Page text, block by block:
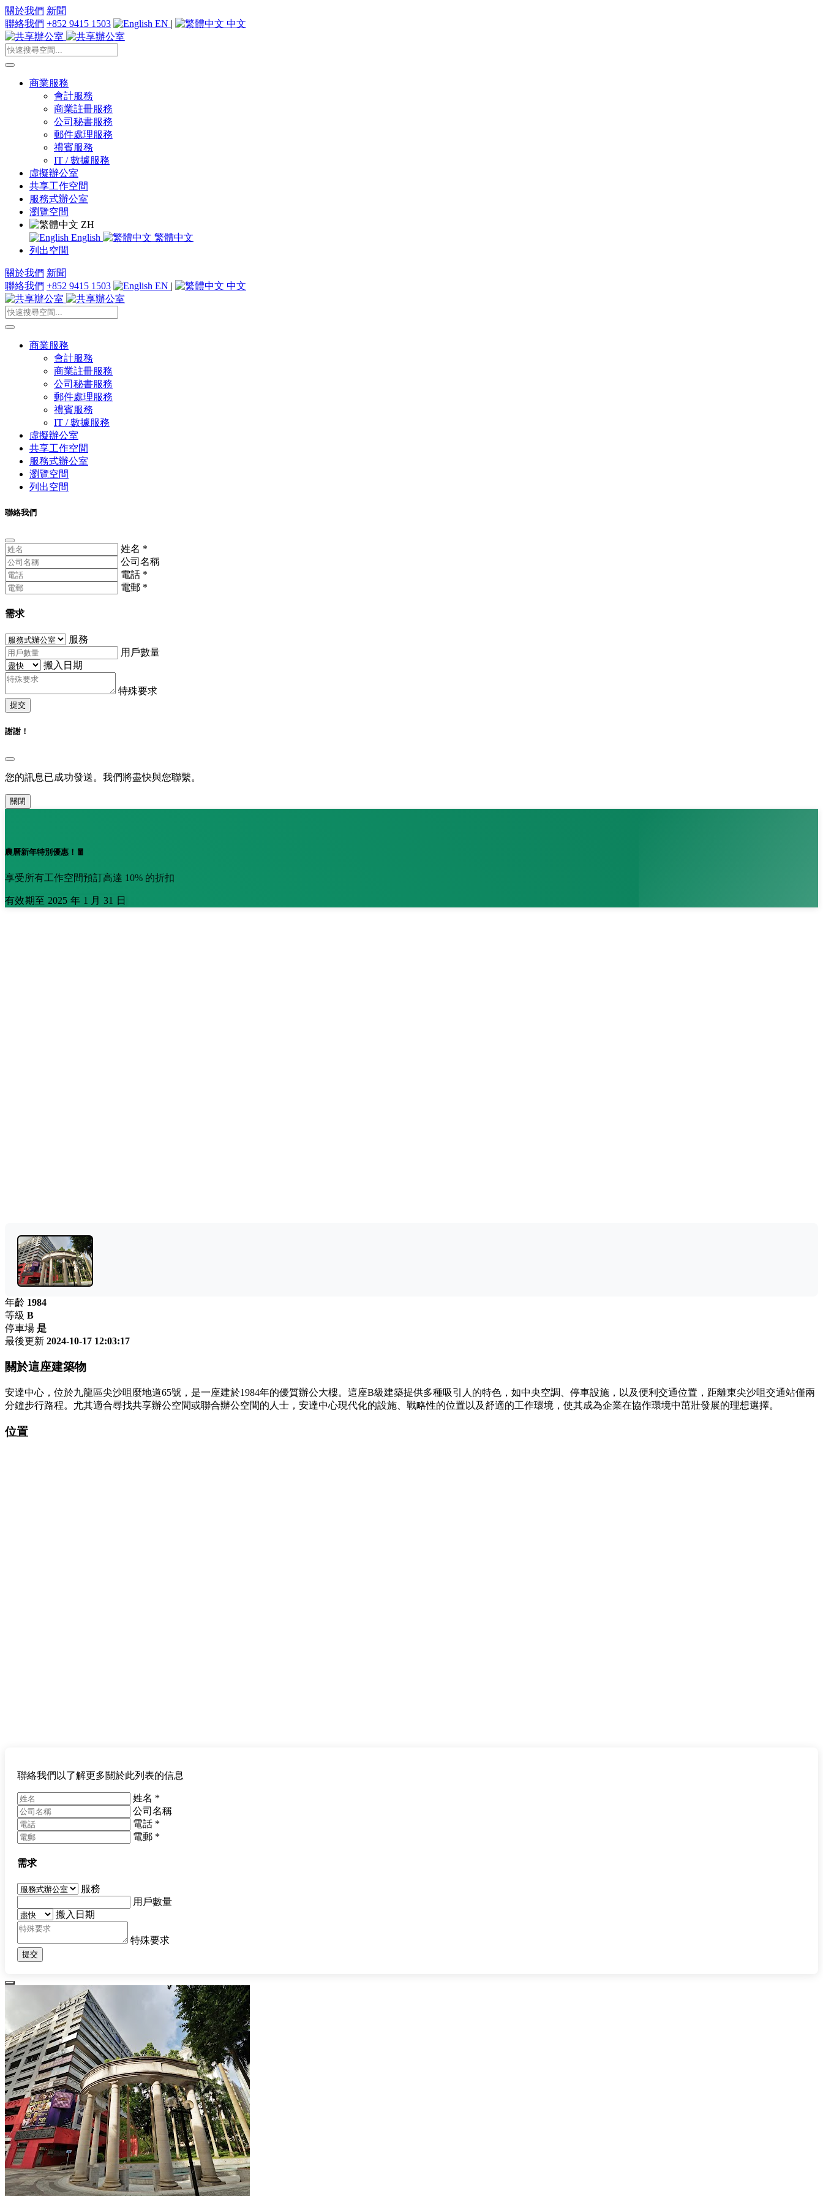
關於我們 新聞
聯絡我們 +852 9415 1503 EN | 中文
商業服務
會計服務
商業註冊服務
公司秘書服務
郵件處理服務
禮賓服務
IT / 數據服務
虛擬辦公室
共享工作空間
服務式辦公室
瀏覽空間
ZH
English
繁體中文
列出空間
關於我們 新聞
聯絡我們 +852 9415 1503 EN | 中文
商業服務
會計服務
商業註冊服務
公司秘書服務
郵件處理服務
禮賓服務
IT / 數據服務
虛擬辦公室
共享工作空間
服務式辦公室
瀏覽空間
列出空間
聯絡我們
姓名 *
公司名稱
電話 *
電郵 *
需求
服務
用戶數量
搬入日期
特殊要求
提交
謝謝！
您的訊息已成功發送。我們將盡快與您聯繫。
關閉
農曆新年特別優惠！🧧
享受所有工作空間預訂高達 10% 的折扣
有效期至 2025 年 1 月 31 日
年齡 1984
等級 B
停車場 是
最後更新 2024-10-17 12:03:17
關於這座建築物
安達中心，位於九龍區尖沙咀麼地道65號，是一座建於1984年的優質辦公大樓。這座B級建築提供多種吸引人的特色，如中央空調、停車設施，以及便利交通位置，距離東尖沙咀交通站僅兩
分鐘步行路程。尤其適合尋找共享辦公空間或聯合辦公空間的人士，安達中心現代化的設施、戰略性的位置以及舒適的工作環境，使其成為企業在協作環境中茁壯發展的理想選擇。
位置
聯絡我們以了解更多關於此列表的信息
姓名 *
公司名稱
電話 *
電郵 *
需求
服務
用戶數量
搬入日期
特殊要求
提交